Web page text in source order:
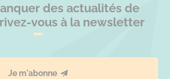
des actualités de
vous à la newsletter
Je m'abonne